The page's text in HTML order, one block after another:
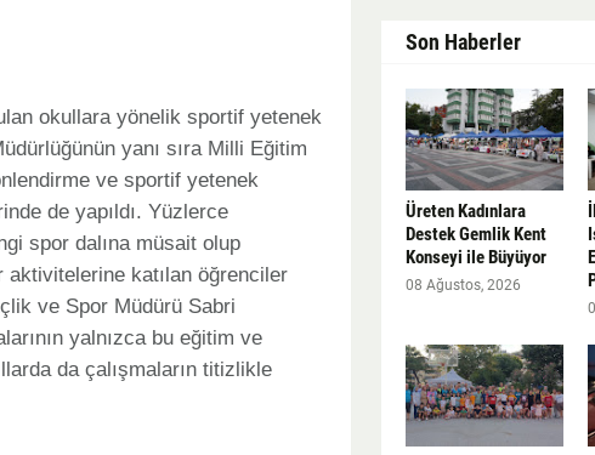
okullara yönelik sportif yetenek
yanı sıra Milli Eğitim
ve sportif yetenek
de yapıldı. Yüzlerce
spor dalına müsait olup
aktivitelerine katılan öğrenciler
ve Spor Müdürü Sabri
yalnızca bu eğitim ve
da çalışmaların titizlikle
Son Haberler
Üreten Kadınlara
Destek Gemlik Kent
Konseyi ile Büyüyor
08 Ağustos, 2026